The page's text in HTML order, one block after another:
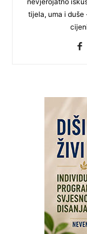
tijela, uma i